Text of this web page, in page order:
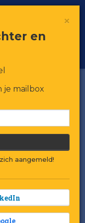
Toggle
×
en
je mailbox
aangemeld!